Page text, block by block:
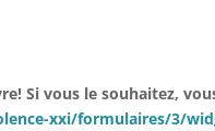
Si vous le souhaitez,
xxi/formulaires/3/